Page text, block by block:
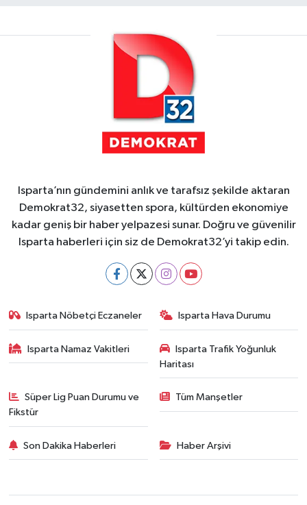
Isparta’nın gündemini anlık ve tarafsız şekilde aktaran
Demokrat32, siyasetten spora, kültürden ekonomiye
kadar geniş bir haber yelpazesi sunar. Doğru ve güvenilir
Isparta haberleri için siz de Demokrat32’yi takip edin.
Isparta Nöbetçi Eczaneler Isparta Hava Durumu
Isparta Namaz Vakitleri
Isparta Trafik Yoğunluk
Haritası
Süper Lig Puan Durumu ve
Fikstür
Tüm Manşetler
Son Dakika Haberleri Haber Arşivi